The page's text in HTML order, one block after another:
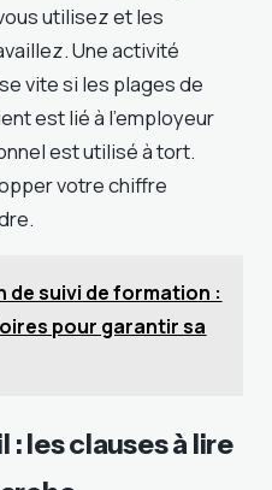
utilisez et les
Une activité
vite si les plages de
est lié à l’employeur
est utilisé à tort.
votre chiffre
de suivi de formation :
pour garantir sa
les clauses à lire